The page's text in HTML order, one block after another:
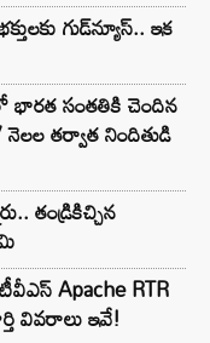
గుడ్‌న్యూస్.. ఇక
భారత సంతతికి చెందిన
తర్వాత నిందితుడి
తండ్రికిచ్చిన
Apache RTR
వివరాలు ఇవే!